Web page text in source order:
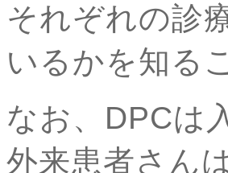
それぞれの診
いるかを知る
なお、DPCは
外来患者さん